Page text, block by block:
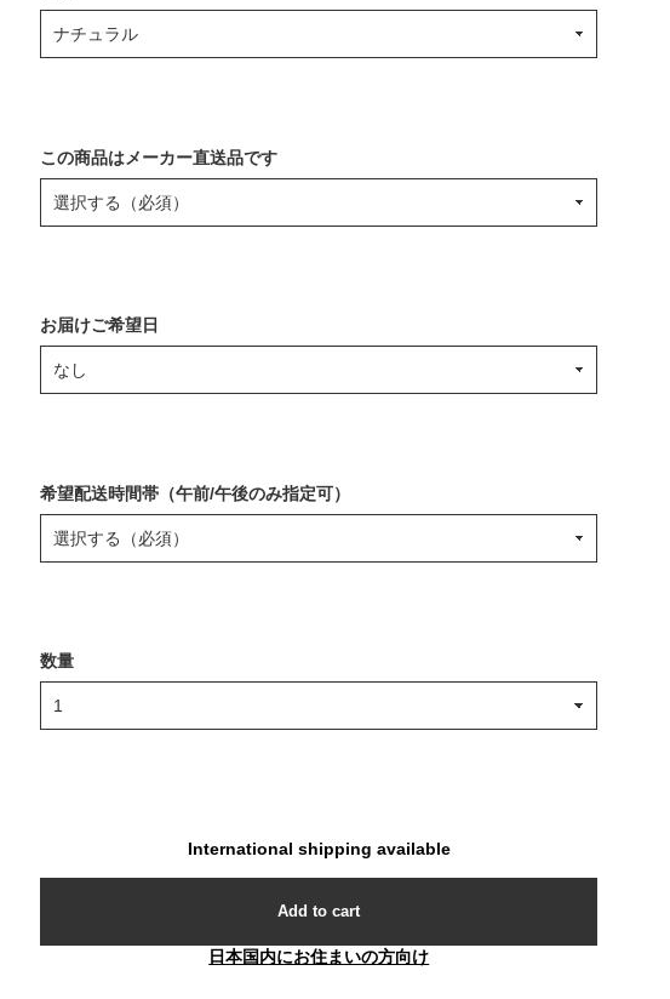
この商品はメーカー直送品です
お届けご希望日
希望配送時間帯（午前/午後のみ指定可）
数量
International shipping available
Add to cart
日本国内にお住まいの方向け